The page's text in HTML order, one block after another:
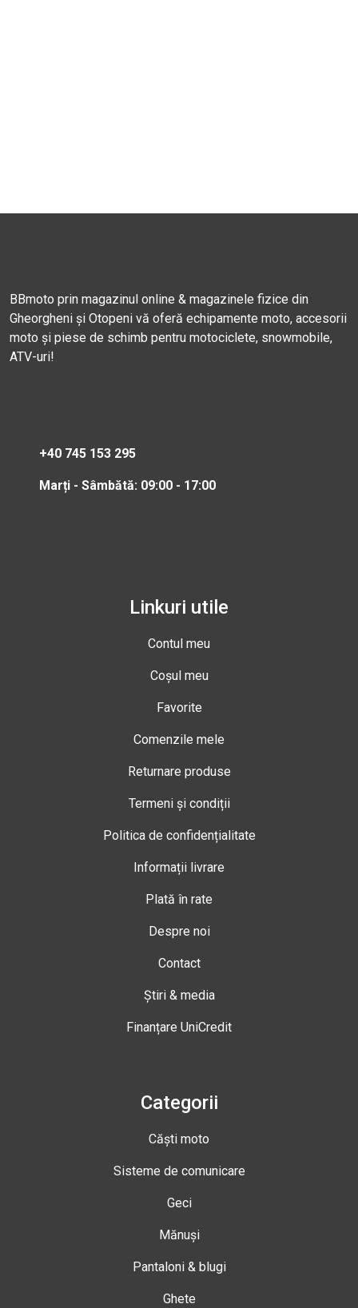
BBmoto prin magazinul online & magazinele fizice din
Gheorgheni și Otopeni vă oferă echipamente moto, accesorii
moto și piese de schimb pentru motociclete, snowmobile,
ATV-uri!
+40 745 153 295
Marți - Sâmbătă: 09:00 - 17:00
Linkuri utile
Contul meu
Coșul meu
Favorite
Comenzile mele
Returnare produse
Termeni și condiții
Politica de confidențialitate
Informații livrare
Plată în rate
Despre noi
Contact
Știri & media
Finanțare UniCredit
Categorii
Căști moto
Sisteme de comunicare
Geci
Mănuși
Pantaloni & blugi
Ghete